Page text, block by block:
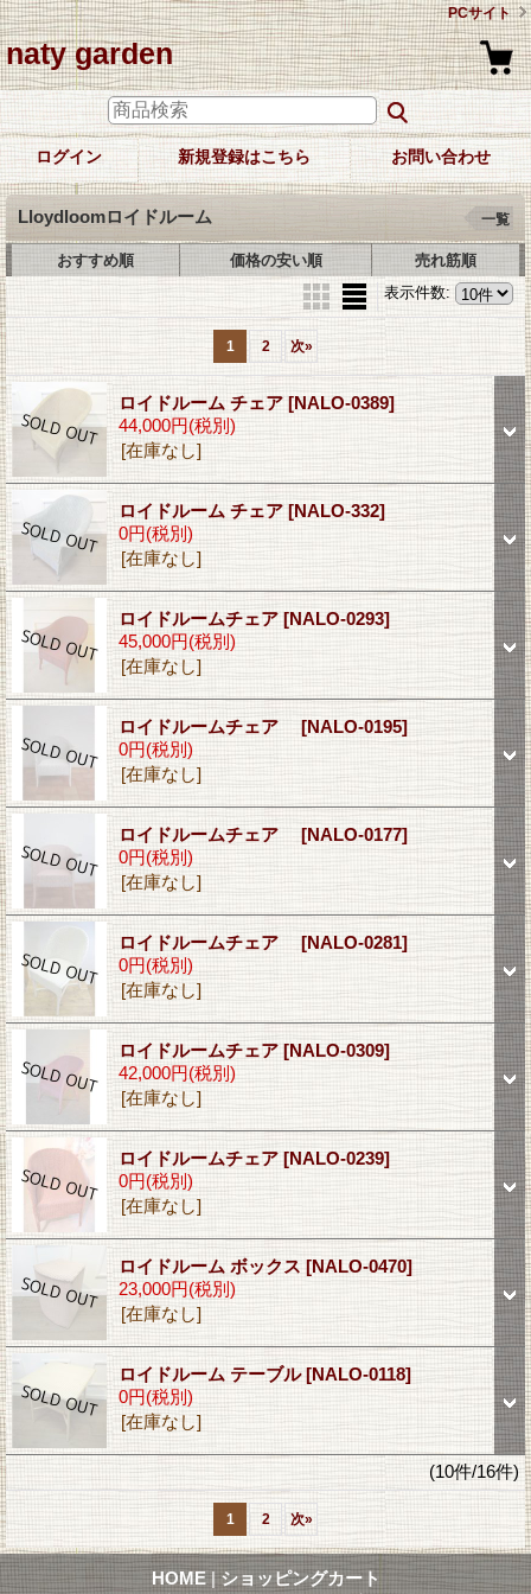
PCサイト
naty garden
ログイン 新規登録はこちら お問い合わせ
Lloydloomロイドルーム 一覧
おすすめ順 価格の安い順
売れ筋順
表示件数:
1 2 次»
ロイドルーム チェア [NALO-0389]
44,000円(税別)
[在庫なし]
ロイドルーム チェア [NALO-332]
0円(税別)
[在庫なし]
ロイドルームチェア [NALO-0293]
45,000円(税別)
[在庫なし]
ロイドルームチェア [NALO-0195]
0円(税別)
[在庫なし]
ロイドルームチェア [NALO-0177]
0円(税別)
[在庫なし]
ロイドルームチェア [NALO-0281]
0円(税別)
[在庫なし]
ロイドルームチェア [NALO-0309]
42,000円(税別)
[在庫なし]
ロイドルームチェア [NALO-0239]
0円(税別)
[在庫なし]
ロイドルーム ボックス [NALO-0470]
23,000円(税別)
[在庫なし]
ロイドルーム テーブル[NALO-0118]
0円(税別)
[在庫なし]
(10件/16件)
1 2 次»
HOME | ショッピングカート